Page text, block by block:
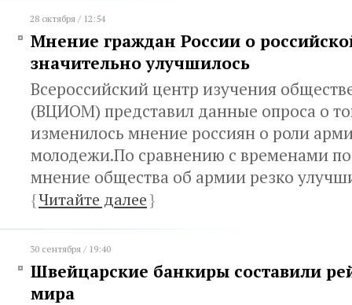
28 октября / 12:54
Мнение граждан России о
значительно улучшилось
Всероссийский центр изучения
(ВЦИОМ) представил данные опроса о
изменилось мнение россиян о роли
молодежи.По сравнению с временами
мнение общества об армии резко
{Читайте далее}
30 сентября / 19:40
Швейцарские банкиры составили
мира